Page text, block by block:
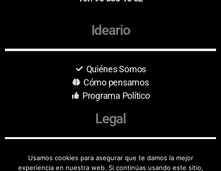
Ideario
Quiénes Somos
Cómo pensamos
Programa Político
Legal
Aviso Legal
Usamos cookies para asegurar que te damos la mejor
experiencia en nuestra web. Si continúas usando este sitio,